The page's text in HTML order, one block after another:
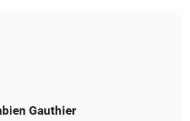
Gauthier